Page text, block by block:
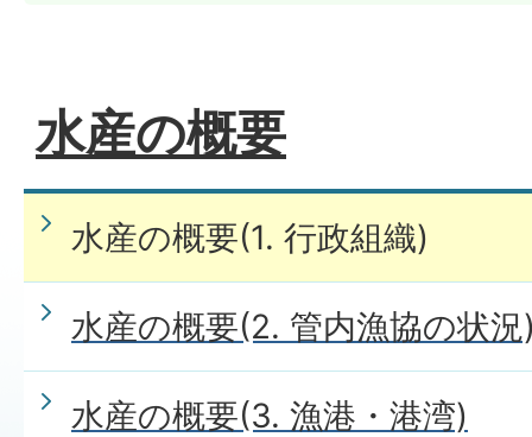
水産の概要
水産の概要(1. 行政組織)
水産の概要(2. 管内漁協の状況
水産の概要(3. 漁港・港湾)